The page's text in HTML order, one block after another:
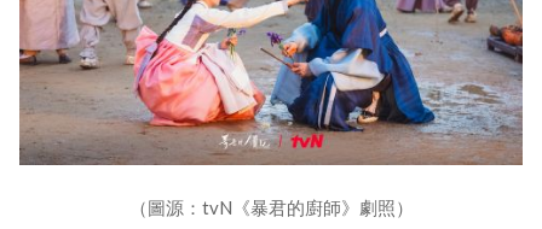
（圖源：tvN《暴君的廚師》劇照）